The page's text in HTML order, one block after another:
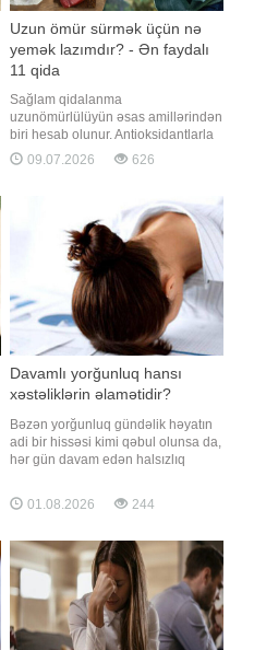
Uzun ömür sürmək üçün nə
yemək lazımdır? - Ən faydalı
11 qida
Sağlam qidalanma
uzunömürlülüyün əsas amillərindən
biri hesab olunur. Antioksidantlarla
zəngin qidaların gündəlik rasiona
daxil edilməsi iltihabı azaltmağa,
qorumağa və xroniki xəstəliklərin
inkişaf riskini aşağı salmağa kömək
edə bilər. Qaynarinfo "Verywell
09.07.2026 626
Davamlı yorğunluq hansı
xəstəliklərin əlamətidir?
Bəzən yorğunluq gündəlik həyatın
adi bir hissəsi kimi qəbul olunsa da,
hər gün davam edən halsızlıq
probleminin əlaməti ola bilər.
Mütəxəssislərin sözlərinə görə,
səbəbləri arasında qan azlığı,
qalxanabənzər vəz xəstəlikləri,
şəkərli diabet, B12 vitamin
01.08.2026 244